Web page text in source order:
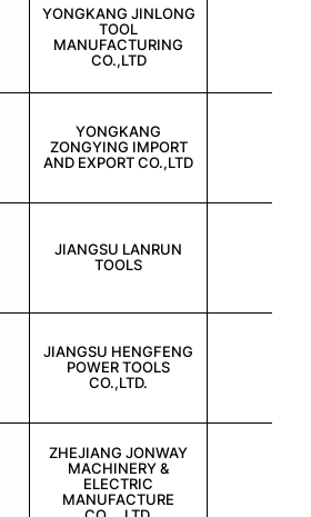
YONGKANG JINLONG
TOOL
MANUFACTURING
CO.,LTD
YONGKANG
ZONGYING IMPORT
AND EXPORT CO.,LTD
JIANGSU LANRUN
TOOLS
JIANGSU HENGFENG
POWER TOOLS
CO.,LTD.
ZHEJIANG JONWAY
MACHINERY &
ELECTRIC
MANUFACTURE